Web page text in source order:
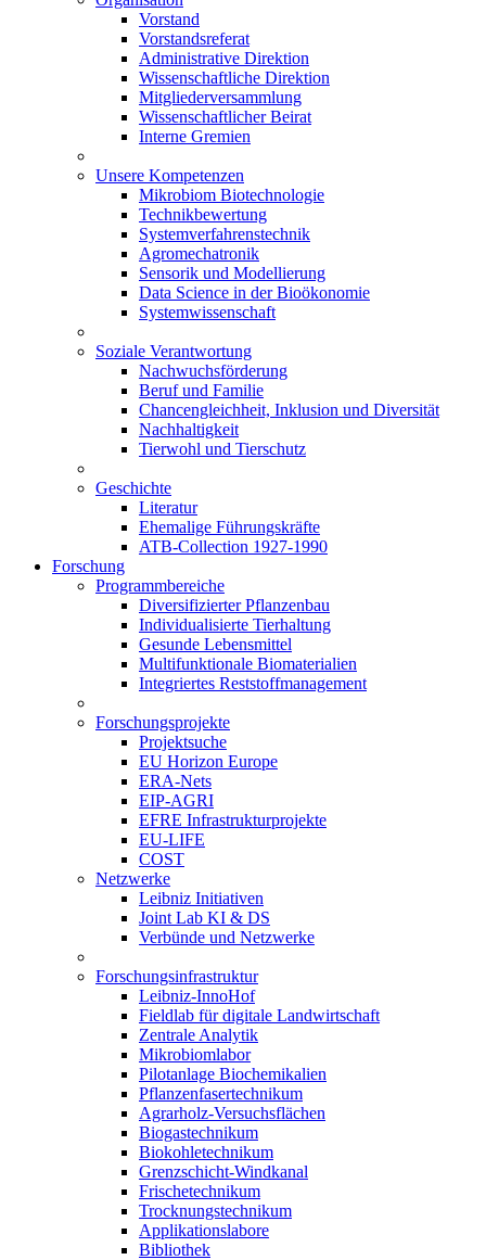
Vorstand
Vorstandsreferat
Administrative Direktion
Wissenschaftliche Direktion
Mitgliederversammlung
Wissenschaftlicher Beirat
Interne Gremien
Unsere Kompetenzen
Mikrobiom Biotechnologie
Technikbewertung
Systemverfahrenstechnik
Agromechatronik
Sensorik und Modellierung
Data Science in der Bioökonomie
Systemwissenschaft
Soziale Verantwortung
Nachwuchsförderung
Beruf und Familie
Chancengleichheit, Inklusion und Diversität
Nachhaltigkeit
Tierwohl und Tierschutz
Geschichte
Literatur
Ehemalige Führungskräfte
ATB-Collection 1927-1990
Forschung
Programmbereiche
Diversifizierter Pflanzenbau
Individualisierte Tierhaltung
Gesunde Lebensmittel
Multifunktionale Biomaterialien
Integriertes Reststoffmanagement
Forschungsprojekte
Projektsuche
EU Horizon Europe
ERA-Nets
EIP-AGRI
EFRE Infrastrukturprojekte
EU-LIFE
COST
Netzwerke
Leibniz Initiativen
Joint Lab KI & DS
Verbünde und Netzwerke
Forschungsinfrastruktur
Leibniz-InnoHof
Fieldlab für digitale Landwirtschaft
Zentrale Analytik
Mikrobiomlabor
Pilotanlage Biochemikalien
Pflanzenfasertechnikum
Agrarholz-Versuchsflächen
Biogastechnikum
Biokohletechnikum
Grenzschicht-Windkanal
Frischetechnikum
Trocknungstechnikum
Applikationslabore
Bibliothek